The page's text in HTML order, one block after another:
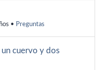
• Preguntas
un cuervo y dos